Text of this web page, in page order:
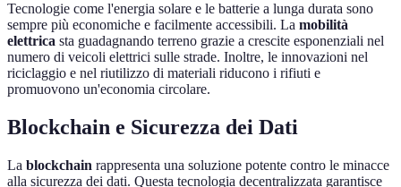
Tecnologie come l'energia solare e le batterie a lunga durata sono
sempre più economiche e facilmente accessibili. La mobilità
elettrica sta guadagnando terreno grazie a crescite esponenziali nel
numero di veicoli elettrici sulle strade. Inoltre, le innovazioni nel
riciclaggio e nel riutilizzo di materiali riducono i rifiuti e
promuovono un'economia circolare.
Blockchain e Sicurezza dei Dati
La blockchain rappresenta una soluzione potente contro le minacce
alla sicurezza dei dati. Questa tecnologia decentralizzata garantisce